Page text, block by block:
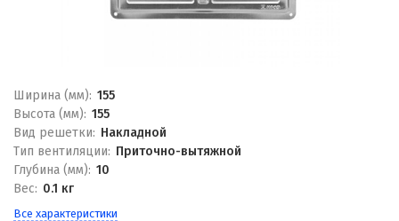
Ширина (мм): 155
Высота (мм): 155
Вид решетки: Накладной
Тип вентиляции: Приточно-вытяжной
Глубина (мм): 10
Вес: 0.1 кг
Все характеристики